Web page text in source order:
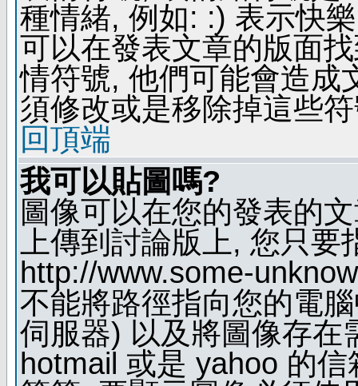
種情緒, 例如: :) 表示快
可以在發表文章的版面
情符號, 他們可能會造成
須修改或是移除掉這些
回頂端
我可以貼圖嗎?
圖像可以在您的發表的
上傳到討論版上, 您只
http://www.some-
不能將路徑指向您的電
伺服器) 以及將圖像存在
hotmail 或是 yahoo 的